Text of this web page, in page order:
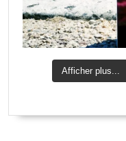
Afficher plus...